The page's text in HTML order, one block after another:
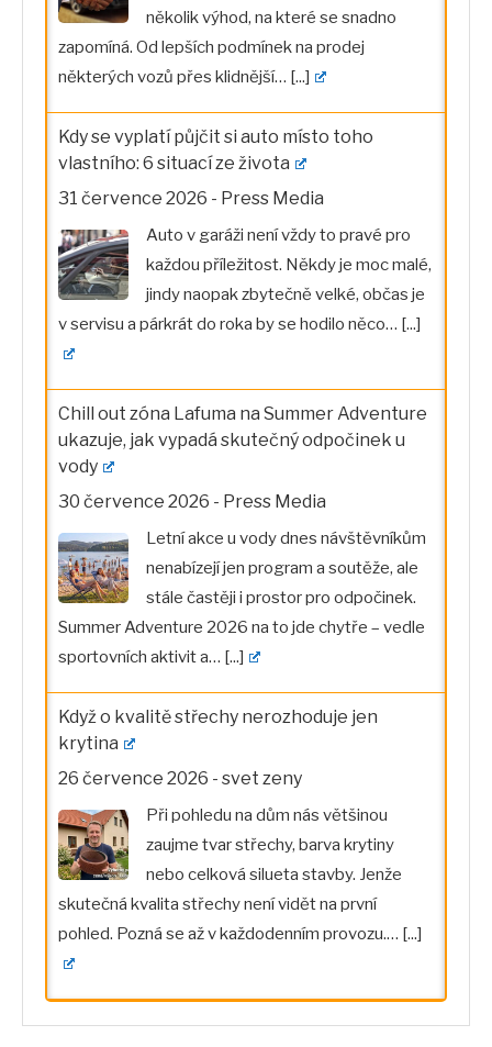
několik výhod, na které se snadno
zapomíná. Od lepších podmínek na prodej
některých vozů přes klidnější… [...]
Kdy se vyplatí půjčit si auto místo toho
vlastního: 6 situací ze života
31 července 2026 - Press Media
Auto v garáži není vždy to pravé pro
každou příležitost. Někdy je moc malé,
jindy naopak zbytečně velké, občas je
v servisu a párkrát do roka by se hodilo něco… [...]
Chill out zóna Lafuma na Summer Adventure
ukazuje, jak vypadá skutečný odpočinek u
vody
30 července 2026 - Press Media
Letní akce u vody dnes návštěvníkům
nenabízejí jen program a soutěže, ale
stále častěji i prostor pro odpočinek.
Summer Adventure 2026 na to jde chytře – vedle
sportovních aktivit a… [...]
Když o kvalitě střechy nerozhoduje jen
krytina
26 července 2026 - svet zeny
Při pohledu na dům nás většinou
zaujme tvar střechy, barva krytiny
nebo celková silueta stavby. Jenže
skutečná kvalita střechy není vidět na první
pohled. Pozná se až v každodenním provozu.… [...]